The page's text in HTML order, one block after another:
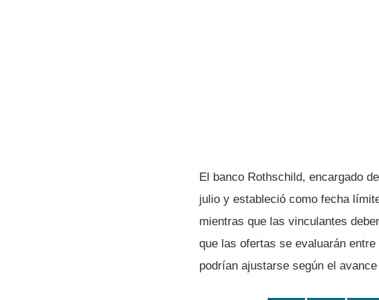
El banco Rothschild, encargado
julio y estableció como fecha
mientras que las vinculantes
que las ofertas se evaluarán
podrían ajustarse según el